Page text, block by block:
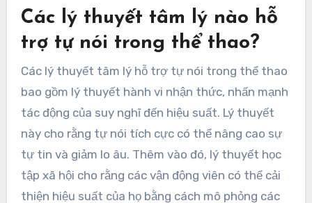
Các lý thuyết tâm lý nào hỗ
trợ tự nói trong thể thao?
Các lý thuyết tâm lý hỗ trợ tự nói trong thể thao
bao gồm lý thuyết hành vi nhận thức, nhấn mạnh
tác động của suy nghĩ đến hiệu suất. Lý thuyết
này cho rằng tự nói tích cực có thể nâng cao sự
tự tin và giảm lo âu. Thêm vào đó, lý thuyết học
tập xã hội cho rằng các vận động viên có thể cải
thiện hiệu suất của họ bằng cách mô phỏng các